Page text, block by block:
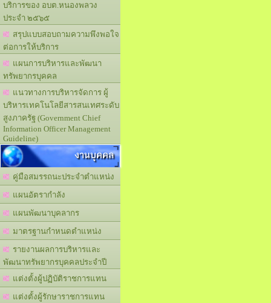
บริการของ อบต.หนองพลวง
ประจำ ๒๕๖๕
สรุปแบบสอบถามความพึงพอใจ
ต่อการให้บริการ
แผนการบริหารและพัฒนา
ทรัพยากรบุคคล
แนวทางการบริหารจัดการ ผู้
บริหารเทคโนโลยีสารสนเทศระดับ
สูงภาครัฐ (Government Chief
Information Officer Management
Guideline)
งานบุคคล
คู่มือสมรรถนะประจำตำแหน่ง
แผนอัตรากำลัง
แผนพัฒนาบุคลากร
มาตรฐานกำหนดตำแหน่ง
รายงานผลการบริหารและ
พัฒนาทรัพยากรบุคคลประจำปี
แต่งตั้งผู้ปฏิบัติราชการแทน
แต่งตั้งผู้รักษาราชการแทน